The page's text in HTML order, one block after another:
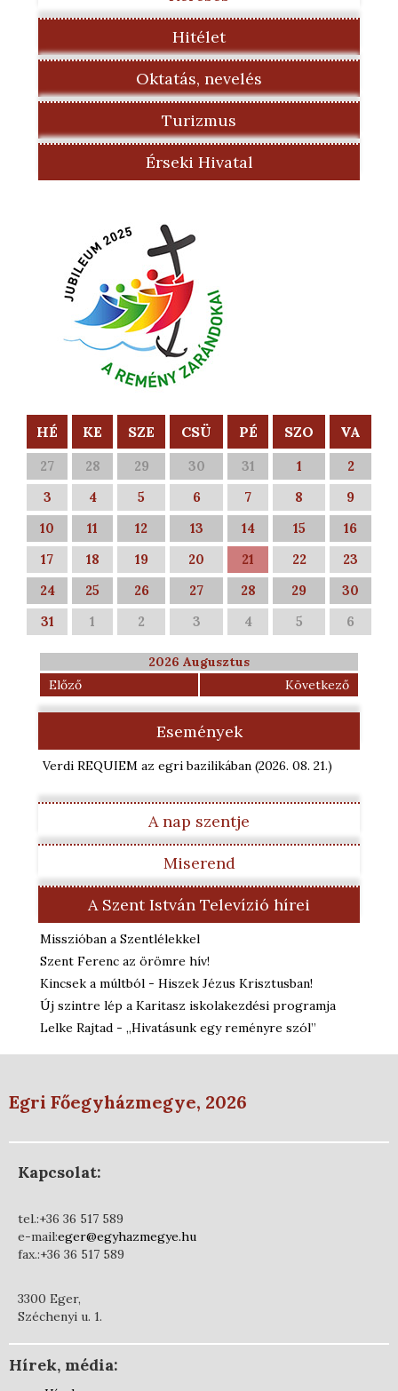
Hitélet
Oktatás, nevelés
Turizmus
Érseki Hivatal
HÉ KE SZE CSÜ PÉ SZO VA
27 28 29 30 31 1
2
3
4 5 6 7 8
9
10
11 12 13 14 15
16
17
18 19 20 21 22
23
24
25 26 27 28 29
30
31
1 2 3 4 5 6
2026 Augusztus
Előző
Következő
Események
Verdi REQUIEM az egri bazilikában (2026. 08. 21.)
A nap szentje
Miserend
A Szent István Televízió hírei
Misszióban a Szentlélekkel
Szent Ferenc az örömre hív!
Kincsek a múltból - Hiszek Jézus Krisztusban!
Új szintre lép a Karitasz iskolakezdési programja
Lelke Rajtad - „Hivatásunk egy reményre szól”
Egri Főegyházmegye, 2026
Kapcsolat:
tel.:+36 36 517 589
e-mail:eger@egyhazmegye.hu
fax.:+36 36 517 589
3300 Eger,
Széchenyi u. 1.
Hírek, média: